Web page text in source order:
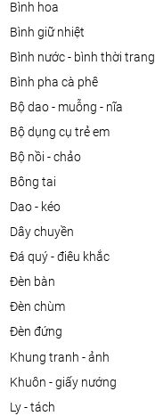
bình hoa
bình giữ nhiệt
bình nước - bình thời trang
bình pha cà phê
bộ dao - muỗng - nĩa
bộ dụng cụ trẻ em
bộ nồi - chảo
bông tai
dao - kéo
dây chuyền
đá quý - điêu khắc
đèn bàn
đèn chùm
đèn đứng
khung tranh - ảnh
khuôn - giấy nướng
ly - tách